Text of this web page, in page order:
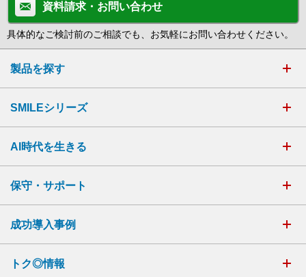
資料請求・お問い合わせ
具体的なご検討前のご相談でも、お気軽にお問い合わせください。
製品を探す
SMILEシリーズ
AI時代を生きる
保守・サポート
成功導入事例
トク◎情報